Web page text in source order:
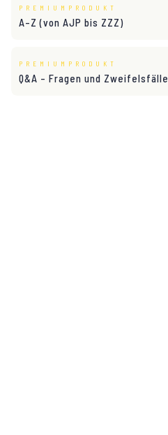
PREMIUMPRODUKT
A–Z (von AJP bis ZZZ)
PREMIUMPRODUKT
Q&A – Fragen und Zweifelsfälle